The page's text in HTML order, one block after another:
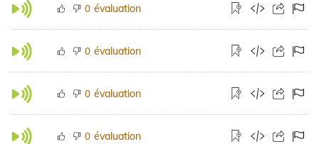
0 évaluation
0 évaluation
0 évaluation
0 évaluation